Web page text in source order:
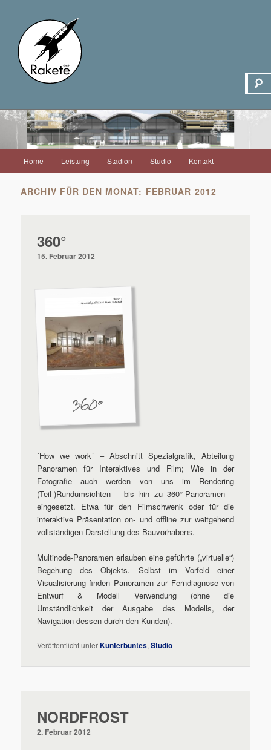
Zum
Inhalt
wechseln
Zum
sekundären
Inhalt
wechseln
Home Leistung Stadion Studio Kontakt
ARCHIV FÜR DEN MONAT: FEBRUAR 2012
360°
15. Februar 2012
360°
´How we work´ – Abschnitt Spezialgrafik, Abteilung
Panoramen für Interaktives und Film; Wie in der
Fotografie auch werden von uns im Rendering
(Teil-)Rundumsichten – bis hin zu 360°-Panoramen –
eingesetzt. Etwa für den Filmschwenk oder für die
interaktive Präsentation on- und offline zur weitgehend
vollständigen Darstellung des Bauvorhabens.
Multinode-Panoramen erlauben eine geführte („virtuelle“)
Begehung des Objekts. Selbst im Vorfeld einer
Visualisierung finden Panoramen zur Ferndiagnose von
Entwurf & Modell Verwendung (ohne die
Umständlichkeit der Ausgabe des Modells, der
Navigation dessen durch den Kunden).
Veröffentlicht unterKunterbuntes,Studio
NORDFROST
2. Februar 2012